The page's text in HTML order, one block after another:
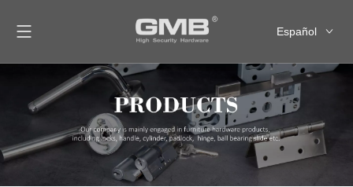
Español
العربية
Français
Pусский